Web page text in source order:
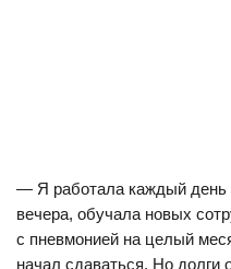
— Я работала каждый день
вечера, обучала новых
с пневмонией на целый
начал сдаваться. Но долги